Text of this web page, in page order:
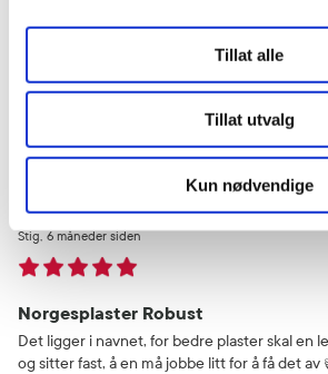
Tillat alle
Tillat utvalg
Kun nødvendige
Norgesplaster Robust
6 måneder siden
Stig
Det ligger i navnet, for bedre plaster skal en
og sitter fast, å en må jobbe litt for å få det